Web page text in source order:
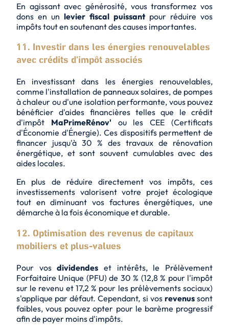
En agissant avec générosité, vous transformez vos
dons en un levier fiscal puissantpour réduire vos
impôtstout en soutenant des causes importantes.
11. Investir dans les énergies renouvelables
avec crédits d'impôt associés
En investissant dans les énergies renouvelables,
comme l'installation de panneaux solaires, de pompes
à chaleur ou d'une isolation performante, vous pouvez
bénéficier d'aides financières telles que le crédit
d'impôt MaPrimeRénov' ou les CEE (Certificats
d'Économie d'Énergie). Ces dispositifs permettent de
financer jusqu'à 30 % des travaux de rénovation
énergétique, et sont souvent cumulables avec des
aides locales.
En plus de réduire directement vos impôts, ces
investissements valorisent votre projet écologique
tout en diminuant vos factures énergétiques, une
démarche à la fois économique et durable.
12. Optimisation des revenus de capitaux
mobiliers et plus-values
Pour vosdividendes et intérêts, le Prélèvement
Forfaitaire Unique (PFU) de 30 % (12,8 % pour l'impôt
sur le revenu et 17,2 % pour les prélèvements sociaux)
s'applique par défaut. Cependant, si vos revenussont
faibles, vous pouvez opter pour le barème progressif
afin de payer moins d'impôts.